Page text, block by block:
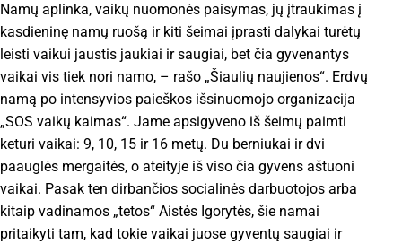
Namų aplinka, vaikų nuomonės paisymas, jų įtraukimas į
kasdieninę namų ruošą ir kiti šeimai įprasti dalykai turėtų
leisti vaikui jaustis jaukiai ir saugiai, bet čia gyvenantys
vaikai vis tiek nori namo, – rašo „Šiaulių naujienos“. Erdvų
namą po intensyvios paieškos išsinuomojo organizacija
„SOS vaikų kaimas“. Jame apsigyveno iš šeimų paimti
keturi vaikai: 9, 10, 15 ir 16 metų. Du berniukai ir dvi
paauglės mergaitės, o ateityje iš viso čia gyvens aštuoni
vaikai. Pasak ten dirbančios socialinės darbuotojos arba
kitaip vadinamos „tetos“ Aistės Igorytės, šie namai
pritaikyti tam, kad tokie vaikai juose gyventų saugiai ir